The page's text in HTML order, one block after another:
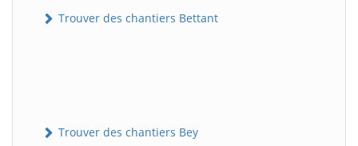
Trouver des chantiers Bettant
Trouver des chantiers Bey